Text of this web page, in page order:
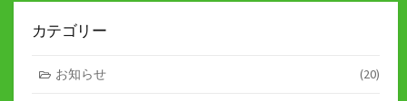
カテゴリー
お知らせ (20)